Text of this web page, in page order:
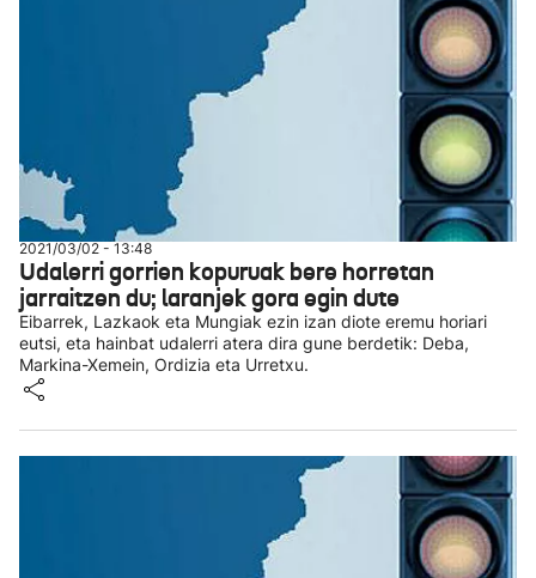
Eguraldia
2021/03/02 - 13:48
Udalerri gorrien kopuruak bere horretan
jarraitzen du; laranjek gora egin dute
Eibarrek, Lazkaok eta Mungiak ezin izan diote eremu horiari
eutsi, eta hainbat udalerri atera dira gune berdetik: Deba,
Markina-Xemein, Ordizia eta Urretxu.